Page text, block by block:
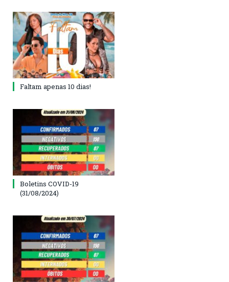
Faltam apenas 10 dias!
Boletins COVID-19
(31/08/2024)